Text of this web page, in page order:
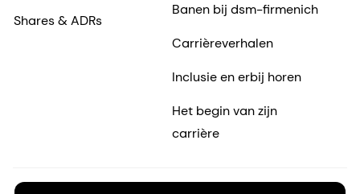
Shares & ADRs
Banen bij dsm-firmenich
Carrièreverhalen
Inclusie en erbij horen
Het begin van zijn
carrière